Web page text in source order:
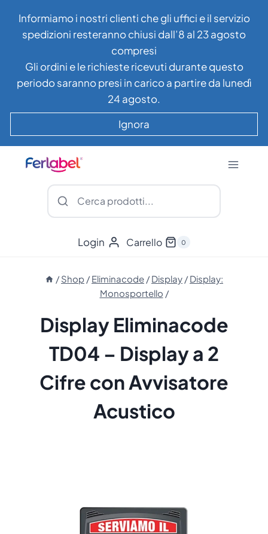
contenuto
Informiamo i nostri clienti che gli uffici e il servizio
spedizioni resteranno chiusi dall’8 al 23 agosto
compresi
Gli ordini e le richieste ricevuti durante questo
periodo saranno presi in carico a partire da lunedì
24 agosto.
Ignora
Login Carrello 0
/ Shop / Eliminacode / Display / Display:
Monosportello /
Display Eliminacode
TD04 – Display a 2
Cifre con Avvisatore
Acustico